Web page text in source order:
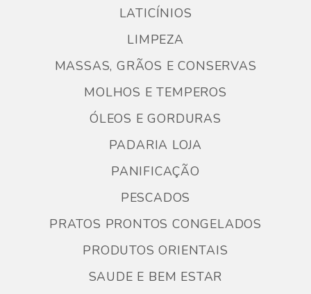
LATICÍNIOS
LIMPEZA
MASSAS, GRÃOS E CONSERVAS
MOLHOS E TEMPEROS
ÓLEOS E GORDURAS
PADARIA LOJA
PANIFICAÇÃO
PESCADOS
PRATOS PRONTOS CONGELADOS
PRODUTOS ORIENTAIS
SAUDE E BEM ESTAR